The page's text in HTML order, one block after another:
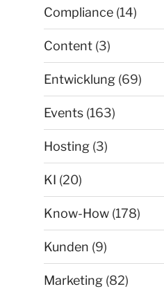
Compliance (14)
Content (3)
Entwicklung (69)
Events (163)
Hosting (3)
KI (20)
Know-How (178)
Kunden (9)
Marketing (82)